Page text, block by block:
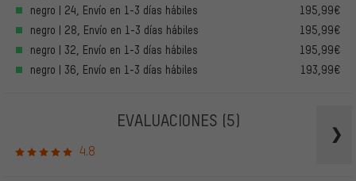
negro | 24, Envío en 1-3 días hábiles
195,99€
negro | 28, Envío en 1-3 días hábiles
195,99€
negro | 32, Envío en 1-3 días hábiles
195,99€
negro | 36, Envío en 1-3 días hábiles
193,99€
EVALUACIONES (5)
4.8